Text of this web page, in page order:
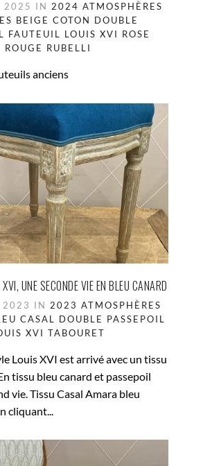
2025 IN 2024 ATMOSPHÈRES
BEIGE COTON DOUBLE
FAUTEUIL LOUIS XVI ROSE
ROUGE RUBELLI
anciens
UNE SECONDE VIE EN BLEU CANARD
2023 IN 2023 ATMOSPHÈRES
CASAL DOUBLE PASSEPOIL
XVI TABOURET
Louis XVI est arrivé avec un tissu
tissu bleu canard et passepoil
vie. Tissu Casal Amara bleu
cliquant...